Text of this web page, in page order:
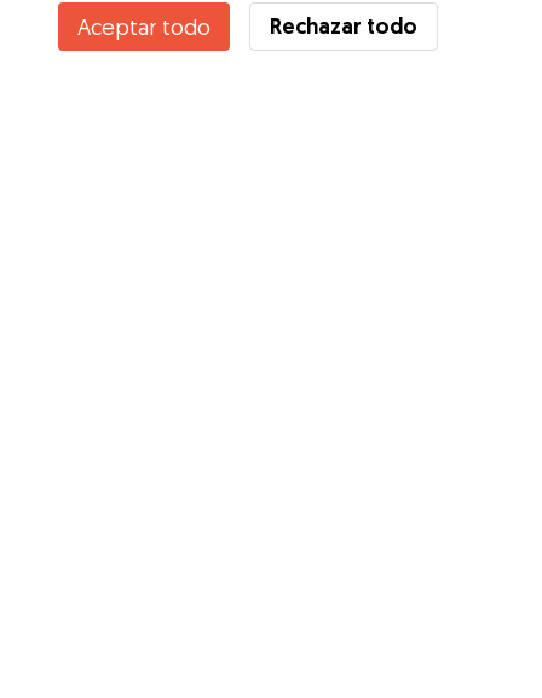
¿Conoces los Beneficios de Gudog? Ver más
Aceptar todo Rechazar todo